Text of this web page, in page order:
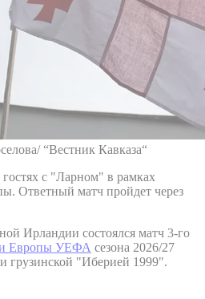
“Вестник Кавказа“
с "Ларном" в рамках
Ответный матч пройдет через
Ирландии состоялся матч 3-го
Европы УЕФА сезона 2026/27
"Иберией 1999".